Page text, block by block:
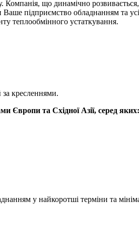
що динамічно
Ваше підприємство обладнанням та
теплообмінного устаткування.
кресленнями.
Європи та Східної Азії, серед яких:
у найкоротші терміни та